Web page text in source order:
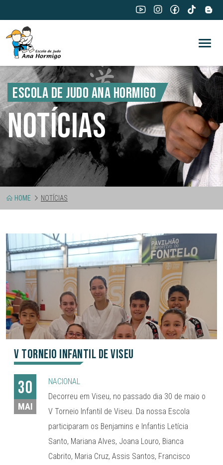
ESCOLA DE JUDO ANA HORMIGO
NOTÍCIAS
HOME NOTÍCIAS
V Torneio Infantil de Viseu
30
MAI
NACIONAL
Decorreu em Viseu, no passado dia 30 de maio o
V Torneio Infantil de Viseu. Da nossa Escola
participaram os Benjamins e Infantis Letícia
Santo, Mariana Alves, Joana Louro, Bianca
Cabrito, Maria Cruz, Assis Santos, Francisco